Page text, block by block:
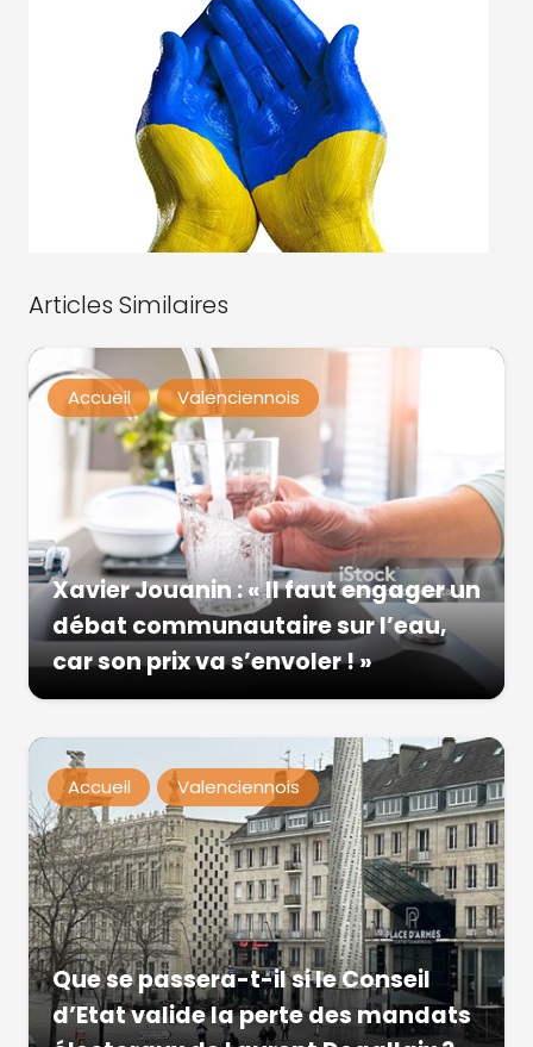
Articles Similaires
Accueil Valenciennois
Xavier Jouanin : « Il faut engager un
débat communautaire sur l’eau,
car son prix va s’envoler ! »
Accueil Valenciennois
Que se passera-t-il si le Conseil
d’Etat valide la perte des mandats